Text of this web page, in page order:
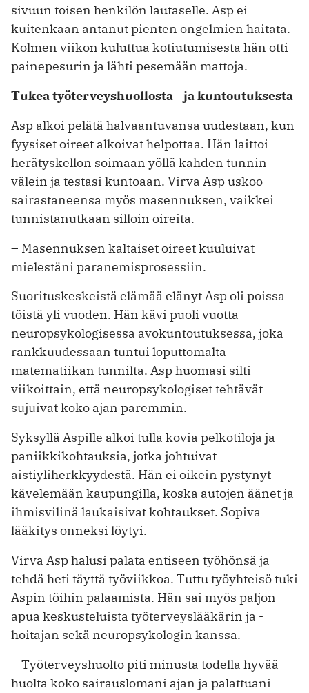
sivuun toisen henkilön lautaselle. Asp ei
kuitenkaan antanut pienten ongelmien haitata.
Kolmen viikon kuluttua kotiutumisesta hän otti
painepesurin ja lähti pesemään mattoja.
Tukea työterveyshuollosta ja kuntoutuksesta
Asp alkoi pelätä halvaantuvansa uudestaan, kun
fyysiset oireet alkoivat helpottaa. Hän laittoi
herätyskellon soimaan yöllä kahden tunnin
välein ja testasi kuntoaan. Virva Asp uskoo
sairastaneensa myös masennuksen, vaikkei
tunnistanutkaan silloin oireita.
– Masennuksen kaltaiset oireet kuuluivat
mielestäni paranemisprosessiin.
Suorituskeskeistä elämää elänyt Asp oli poissa
töistä yli vuoden. Hän kävi puoli vuotta
neuropsykologisessa avokuntoutuksessa, joka
rankkuudessaan tuntui loputtomalta
matematiikan tunnilta. Asp huomasi silti
viikoittain, että neuropsykologiset tehtävät
sujuivat koko ajan paremmin.
Syksyllä Aspille alkoi tulla kovia ­pelkotiloja ja
paniikkikohtauksia, jotka johtuivat
aistiyliherkkyydestä. Hän ei oikein pystynyt
kävelemään kaupungilla, koska autojen äänet ja
ihmisvilinä laukaisivat kohtaukset. Sopiva
lääkitys onneksi löytyi.
Virva Asp halusi palata entiseen työhönsä ja
tehdä heti täyttä työviikkoa. Tuttu työyhteisö tuki
Aspin töihin palaamista. Hän sai myös paljon
apua keskusteluista työterveyslääkärin ja -
hoitajan sekä neuropsykologin kanssa.
– Työterveyshuolto piti minusta todella hyvää
huolta koko sairauslomani ajan ja palattuani